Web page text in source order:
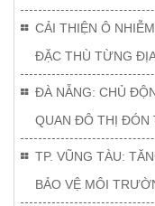
CẢI THIỆN Ô
ĐẶC THÙ TỪNG
ĐÀ NẴNG: CHỦ
QUAN ĐÔ THỊ ĐÓN
TP. VŨNG TÀU:
BẢO VỆ MÔI